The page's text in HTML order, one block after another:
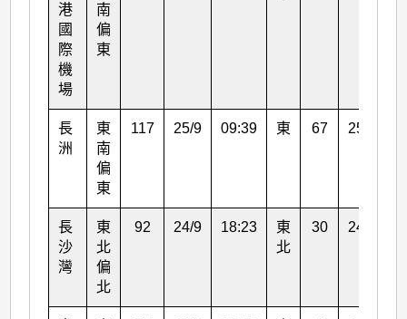
港
國
際
機
場
南
偏
東
長
洲
東
南
偏
東
117 25/9 09:39 東 67 25/9
長
沙
灣
東
北
偏
北
92 24/9 18:23
東
北
30 24/9